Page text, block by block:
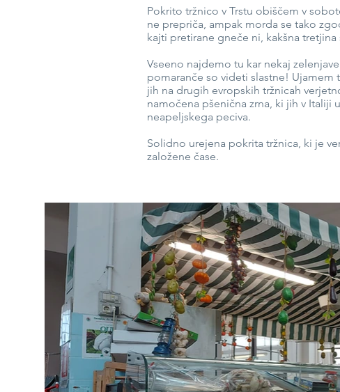
Pokrito tržnico v Trstu obiščem v
ne prepriča, ampak morda se tako
kajti pretirane gneče ni, kakšna
Vseeno najdemo tu kar nekaj
pomaranče so videti slastne! Ujamem
jih na drugih evropskih tržnicah
namočena pšenična zrna, ki jih v Italiji
neapeljskega peciva.
Solidno urejena pokrita tržnica, ki je
založene čase.